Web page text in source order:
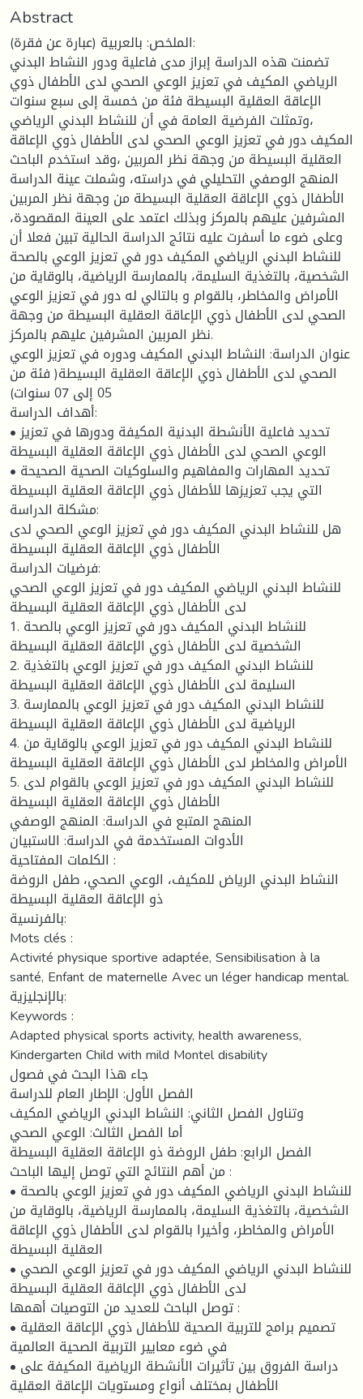
Abstract
الملخص: بالعربية (عبارة عن فقرة):
تضمنت هذه الدراسة إبراز مدى فاعلية ودور النشاط البدني
الرياضي المكيف في تعزيز الوعي الصحي لدى الأطفال ذوي
الإعاقة العقلية البسيطة فئة من خمسة إلى سبع سنوات
،وتمثلت الفرضية العامة في أن للنشاط البدني الرياضي
المكيف دور في تعزيز الوعي الصحي لدى الأطفال ذوي الإعاقة
العقلية البسيطة من وجهة نظر المربين ،وقد استخدم الباحث
المنهج الوصفي التحليلي في دراسته، وشملت عينة الدراسة
الأطفال ذوي الإعاقة العقلية البسيطة من وجهة نظر المربين
المشرفين عليهم بالمركز وبذلك اعتمد على العينة المقصودة،
وعلى ضوء ما أسفرت عليه نتائج الدراسة الحالية تبين فعلا أن
للنشاط البدني الرياضي المكيف دور في تعزيز الوعي بالصحة
الشخصية، بالتغذية السليمة، بالممارسة الرياضية، بالوقاية من
الأمراض والمخاطر، بالقوام و بالتالي له دور في تعزيز الوعي
الصحي لدى الأطفال ذوي الإعاقة العقلية البسيطة من وجهة
نظر المربين المشرفين عليهم بالمركز.
عنوان الدراسة: النشاط البدني المكيف ودوره في تعزيز الوعي
الصحي لدى الأطفال ذوي الإعاقة العقلية البسيطة( فئة من
05 إلى 07 سنوات)
أهداف الدراسة:
• تحديد فاعلية الأنشطة البدنية المكيفة ودورها في تعزيز
الوعي الصحي لدى الأطفال ذوي الإعاقة العقلية البسيطة
• تحديد المهارات والمفاهيم والسلوكيات الصحية الصحيحة
التي يجب تعزيزها للأطفال ذوي الإعاقة العقلية البسيطة
مشكلة الدراسة:
هل للنشاط البدني المكيف دور في تعزيز الوعي الصحي لدى
الأطفال ذوي الإعاقة العقلية البسيطة
فرضيات الدراسة:
للنشاط البدني الرياضي المكيف دور في تعزيز الوعي الصحي
لدى الأطفال ذوي الإعاقة العقلية البسيطة
1. للنشاط البدني المكيف دور في تعزيز الوعي بالصحة
الشخصية لدى الأطفال ذوي الإعاقة العقلية البسيطة
2. للنشاط البدني المكيف دور في تعزيز الوعي بالتغذية
السليمة لدى الأطفال ذوي الإعاقة العقلية البسيطة
3. للنشاط البدني المكيف دور في تعزيز الوعي بالممارسة
الرياضية لدى الأطفال ذوي الإعاقة العقلية البسيطة
4. للنشاط البدني المكيف دور في تعزيز الوعي بالوقاية من
الأمراض والمخاطر لدى الأطفال ذوي الإعاقة العقلية البسيطة
5. للنشاط البدني المكيف دور في تعزيز الوعي بالقوام لدى
الأطفال ذوي الإعاقة العقلية البسيطة
المنهج المتبع في الدراسة: المنهج الوصفي
الأدوات المستخدمة في الدراسة: الاستبيان
الكلمات المفتاحية :
النشاط البدني الرياض للمكيف، الوعي الصحي، طفل الروضة
ذو الإعاقة العقلية البسيطة
بالفرنسية:
Mots clés :
Activité physique sportive adaptée, Sensibilisation à la
santé, Enfant de maternelle Avec un léger handicap mental.
بالإنجليزية:
Keywords :
Adapted physical sports activity, health awareness,
Kindergarten Child with mild Montel disability
جاء هذا البحث في فصول
الفصل الأول: الإطار العام للدراسة
وتناول الفصل الثاني: النشاط البدني الرياضي المكيف
أما الفصل الثالث: الوعي الصحي
الفصل الرابع: طفل الروضة ذو الإعاقة العقلية البسيطة
من أهم النتائج التي توصل إليها الباحث :
• للنشاط البدني الرياضي المكيف دور في تعزيز الوعي بالصحة
الشخصية، بالتغذية السليمة، بالممارسة الرياضية، بالوقاية من
الأمراض والمخاطر، وأخيرا بالقوام لدى الأطفال ذوي الإعاقة
العقلية البسيطة
• للنشاط البدني الرياضي المكيف دور في تعزيز الوعي الصحي
لدى الأطفال ذوي الإعاقة العقلية البسيطة
توصل الباحث للعديد من التوصيات أهمها :
• تصميم برامج للتربية الصحية للأطفال ذوي الإعاقة العقلية
في ضوء معايير التربية الصحية العالمية
• دراسة الفروق بين تأثيرات الأنشطة الرياضية المكيفة على
الأطفال بمختلف أنواع ومستويات الإعاقة العقلية